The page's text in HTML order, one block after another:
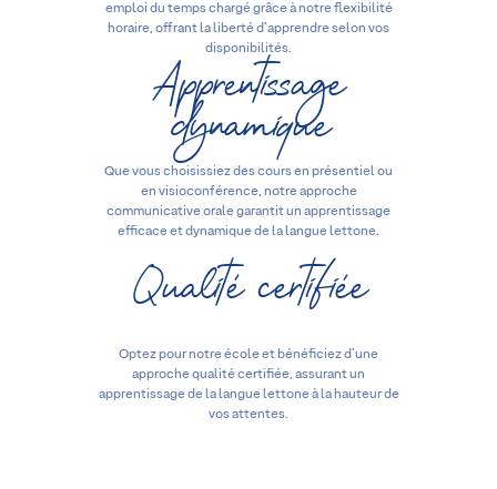
emploi du temps chargé grâce à notre flexibilité
horaire, offrant la liberté d’apprendre selon vos
disponibilités.
Apprentissage
dynamique
Que vous choisissiez des cours en présentiel ou
en visioconférence, notre approche
communicative orale garantit un apprentissage
efficace et dynamique de la langue lettone.
Qualité certifiée
Optez pour notre école et bénéficiez d’une
approche qualité certifiée, assurant un
apprentissage de la langue lettone à la hauteur de
vos attentes.